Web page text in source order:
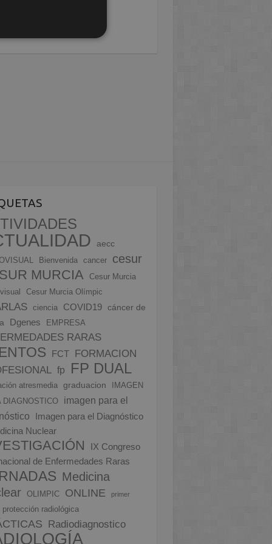
aecc
Bienvenida cancer cesur
MURCIA
Cesur Murcia
Cesur Murcia Olímpic
ciencia COVID19 cáncer de
Dgenes EMPRESA
RARAS
FCT
FORMACION
fp FP DUAL
atresmedia graduacion
IMAGEN
DIAGNOSTICO
imagen para el
Imagen para el Diagnóstico
Nuclear
IX Congreso
de Enfermedades Raras
Medicina
OLIMPIC ONLINE primer
protección radiológica
Radiodiagnostico